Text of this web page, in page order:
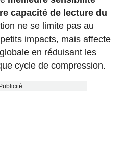
capacité de lecture du
ne se limite pas au
impacts, mais affecte
en réduisant les
cycle de compression.
Publicité